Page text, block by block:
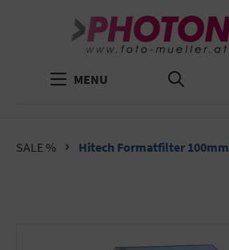
MENU
SALE % Hitech Formatfilter 100mm